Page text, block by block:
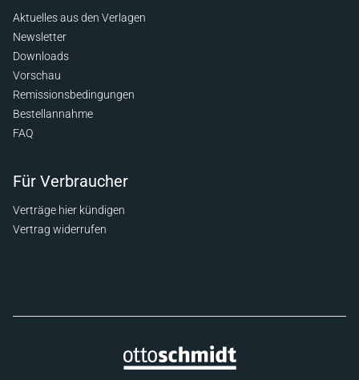
Aktuelles aus den Verlagen
Newsletter
Downloads
Vorschau
Remissionsbedingungen
Bestellannahme
FAQ
Für Verbraucher
Verträge hier kündigen
Vertrag widerrufen